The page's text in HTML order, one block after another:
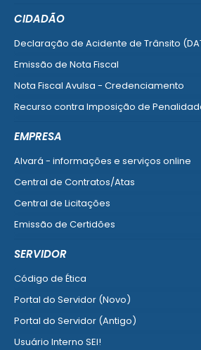
CIDADÃO
Declaração de Acidente de Trânsito
Emissão de Nota Fiscal
Nota Fiscal Avulsa - Credenciamento
Recurso contra Imposição de
EMPRESA
Alvará - informações e serviços online
Central de Contratos/Atas
Central de Licitações
Emissão de Certidões
SERVIDOR
Código de Ética
Portal do Servidor (Novo)
Portal do Servidor (Antigo)
Usuário Interno SEI!